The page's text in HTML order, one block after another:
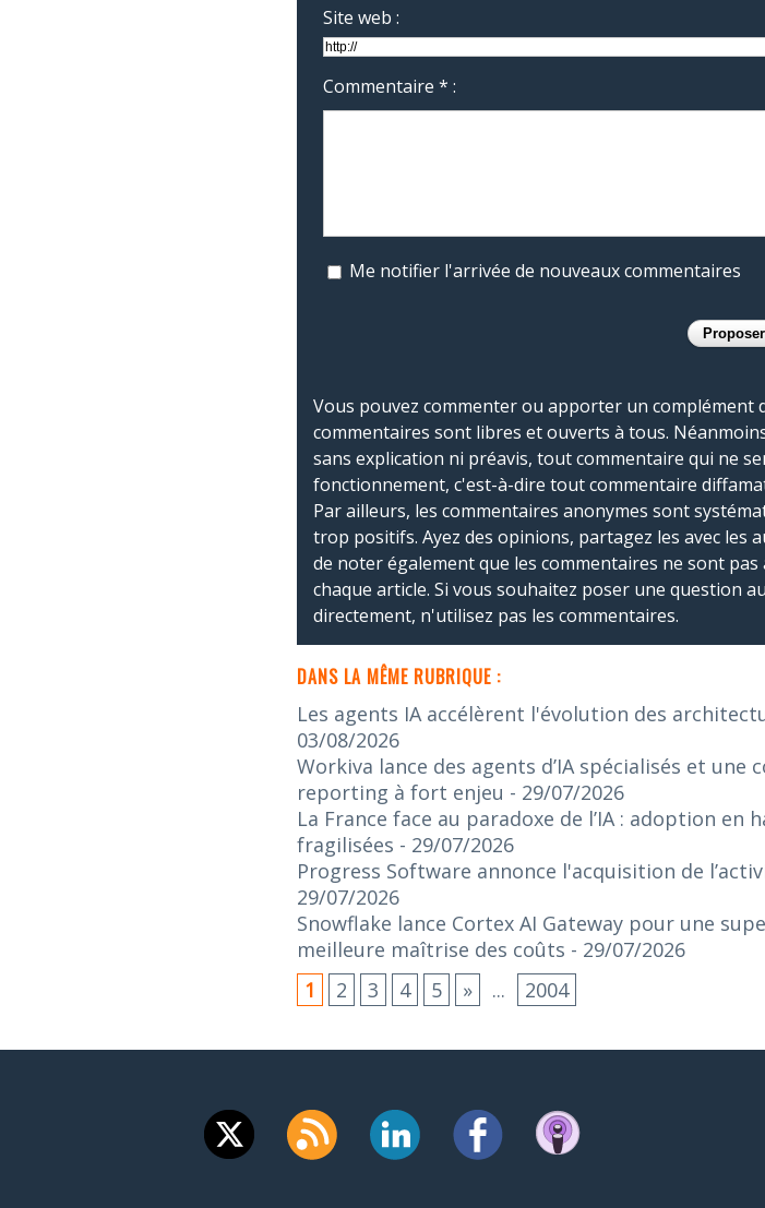
Site web :
Commentaire * :
Me notifier l'arrivée de nouveaux commentaires
Vous pouvez commenter ou apporter un complément
commentaires sont libres et ouverts à tous.
sans explication ni préavis, tout commentaire qui ne
fonctionnement, c'est-à-dire tout commentaire
Par ailleurs, les commentaires anonymes sont
trop positifs. Ayez des opinions, partagez les avec les
de noter également que les commentaires ne sont
chaque article. Si vous souhaitez poser une question
directement, n'utilisez pas les commentaires.
DANS LA MÊME RUBRIQUE :
Les agents IA accélèrent l'évolution des
03/08/2026
Workiva lance des agents d’IA spécialisés et
reporting à fort enjeu - 29/07/2026
La France face au paradoxe de l’IA : adoption en
fragilisées - 29/07/2026
Progress Software annonce l'acquisition de
29/07/2026
Snowflake lance Cortex AI Gateway pour une
meilleure maîtrise des coûts - 29/07/2026
1
2 3 4 5 » ... 2004